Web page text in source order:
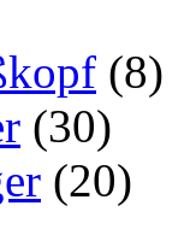
(8)
(30)
(20)